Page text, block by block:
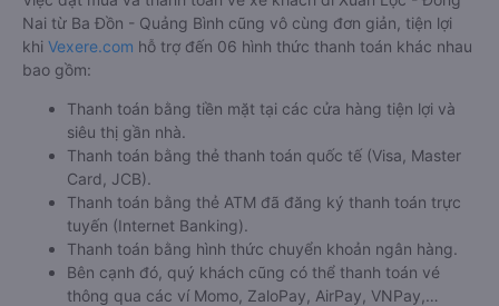
Nai từ Ba Đồn - Quảng Bình cũng vô cùng đơn giản, tiện lợi
khi Vexere.com hỗ trợ đến 06 hình thức thanh toán khác nhau
bao gồm:
Thanh toán bằng tiền mặt tại các cửa hàng tiện lợi và
siêu thị gần nhà.
Thanh toán bằng thẻ thanh toán quốc tế (Visa, Master
Card, JCB).
Thanh toán bằng thẻ ATM đã đăng ký thanh toán trực
tuyến (Internet Banking).
Thanh toán bằng hình thức chuyển khoản ngân hàng.
Bên cạnh đó, quý khách cũng có thể thanh toán vé
thông qua các ví Momo, ZaloPay, AirPay, VNPay,…